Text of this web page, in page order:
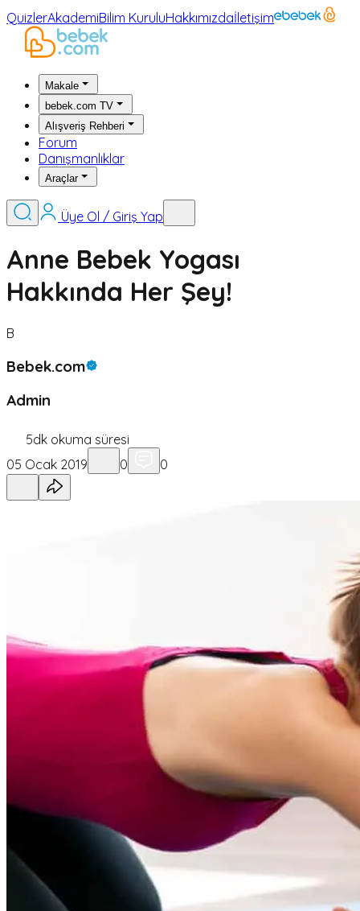
QuizlerAkademiBilim KuruluHakkımızdaİletişim
Makale
bebek.com TV
Alışveriş Rehberi
Forum
Danışmanlıklar
Araçlar
Üye Ol / Giriş Yap
Anne Bebek Yogası
Hakkında Her Şey!
B
Bebek.com
Admin
5dk okuma süresi
05 Ocak 2019
0 0